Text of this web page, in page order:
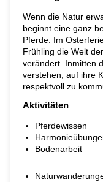
Wenn die Natur
beginnt eine ganz
Pferde. Im
Frühling die Welt
verändert. Inmitten
verstehen, auf ihre
respektvoll zu
Aktivitäten
Pferdewissen
Bodenarbeit